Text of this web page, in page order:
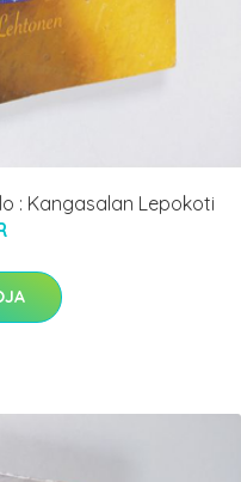
: Kangasalan Lepokoti